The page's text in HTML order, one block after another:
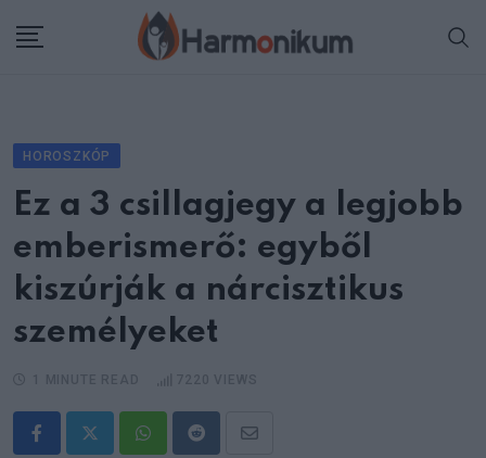
HOROSZKÓP
Ez a 3 csillagjegy a legjobb
emberismerő: egyből
kiszúrják a nárcisztikus
személyeket
WhatsappRedditShare